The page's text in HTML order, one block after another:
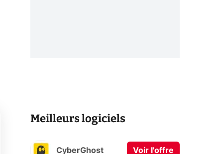
Meilleurs logiciels
CyberGhost Voir l'offre